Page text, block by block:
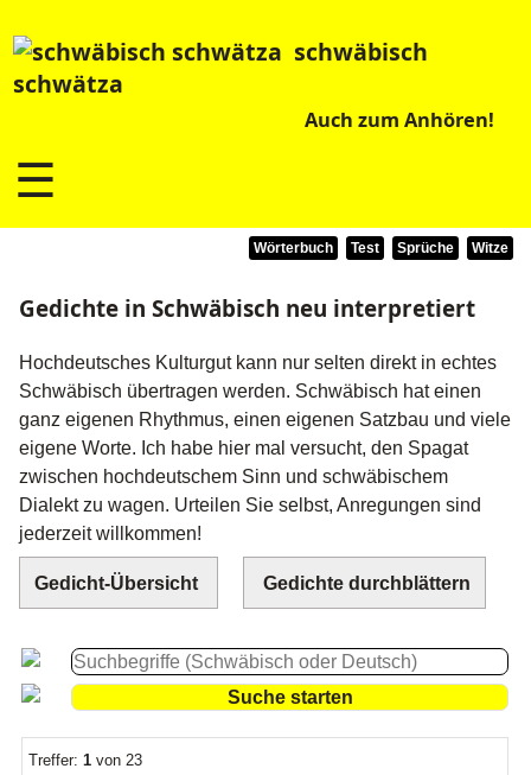
schwäbisch
schwätza
Auch zum Anhören!
☰
Wörterbuch Test Sprüche Witze
Gedichte in Schwäbisch neu interpretiert
Hochdeutsches Kulturgut kann nur selten direkt in echtes
Schwäbisch übertragen werden. Schwäbisch hat einen
ganz eigenen Rhythmus, einen eigenen Satzbau und viele
eigene Worte. Ich habe hier mal versucht, den Spagat
zwischen hochdeutschem Sinn und schwäbischem
Dialekt zu wagen. Urteilen Sie selbst, Anregungen sind
jederzeit willkommen!
Gedicht-Übersicht Gedichte durchblättern
Treffer: 1 von 23